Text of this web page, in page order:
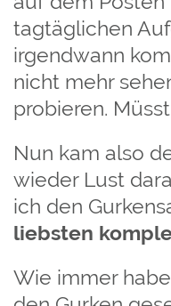
tagtäglichen
irgendwann
nicht mehr
probieren.
Nun kam also
wieder Lust
ich den
liebsten
Wie immer